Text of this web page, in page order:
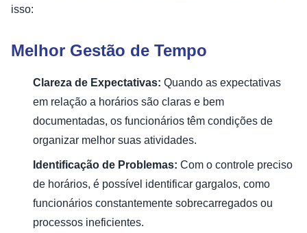
isso:
Melhor Gestão de Tempo
Clareza de Expectativas: Quando as expectativas
em relação a horários são claras e bem
documentadas, os funcionários têm condições de
organizar melhor suas atividades.
Identificação de Problemas: Com o controle preciso
de horários, é possível identificar gargalos, como
funcionários constantemente sobrecarregados ou
processos ineficientes.